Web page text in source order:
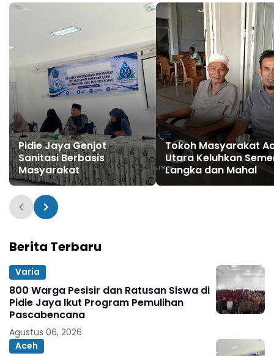
Pidie Jaya Genjot
Sanitasi Berbasis
Masyarakat
Tokoh Masyarakat
Utara Keluhkan
Langka dan Mahal
Berita Terbaru
Varia
800 Warga Pesisir dan Ratusan Siswa di
Pidie Jaya Ikut Program Pemulihan
Pascabencana
Agustus 06, 2026
Aceh